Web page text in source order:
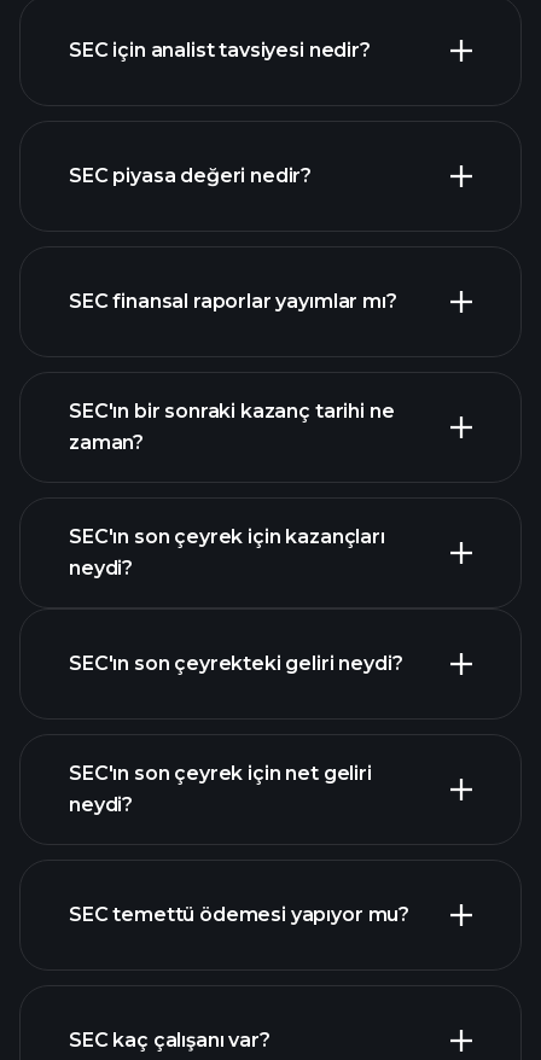
SEC grafik
SEC için analist tavsiyesi nedir?
SEC piyasa değeri nedir?
piyasa
SEC finansal raporlar yayımlar mı?
SEC finansal verilerini
SEC'ın bir sonraki kazanç tarihi ne
zaman?
SEC'ın son çeyrek için kazançları
neydi?
SEC
kazançları
SEC'ın son çeyrekteki geliri neydi?
raporlar
SEC'ın son çeyrek için net geliri
neydi?
mali
SEC temettü ödemesi yapıyor mu?
hisseler
SEC kaç çalışanı var?